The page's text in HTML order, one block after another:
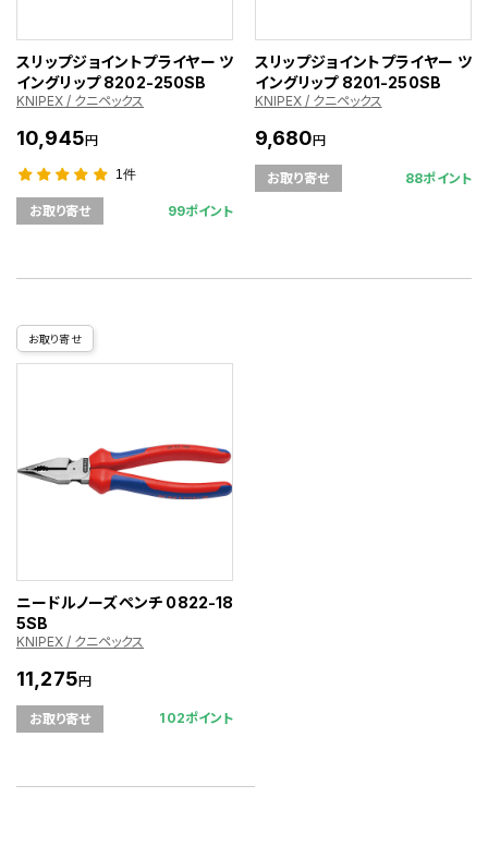
スリップジョイントプライヤー ツ
イングリップ 8202-250SB
KNIPEX / クニペックス
10,945円
1件
お取り寄せ 99ポイント
スリップジョイントプライヤー ツ
イングリップ 8201-250SB
KNIPEX / クニペックス
9,680円
お取り寄せ 88ポイント
お取り寄せ
ニードルノーズペンチ 0822-18
5SB
KNIPEX / クニペックス
11,275円
お取り寄せ 102ポイント